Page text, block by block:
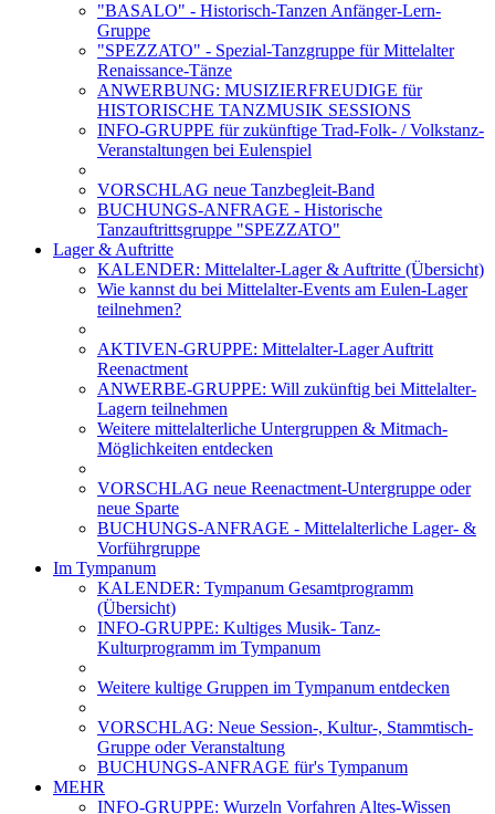
"BASALO" - Historisch-Tanzen Anfänger-Lern-
Gruppe
"SPEZZATO" - Spezial-Tanzgruppe für Mittelalter
Renaissance-Tänze
ANWERBUNG: MUSIZIERFREUDIGE für
HISTORISCHE TANZMUSIK SESSIONS
INFO-GRUPPE für zukünftige Trad-Folk- / Volkstanz-
Veranstaltungen bei Eulenspiel
VORSCHLAG neue Tanzbegleit-Band
BUCHUNGS-ANFRAGE - Historische
Tanzauftrittsgruppe "SPEZZATO"
Lager & Auftritte
KALENDER: Mittelalter-Lager & Auftritte (Übersicht)
Wie kannst du bei Mittelalter-Events am Eulen-Lager
teilnehmen?
AKTIVEN-GRUPPE: Mittelalter-Lager Auftritt
Reenactment
ANWERBE-GRUPPE: Will zukünftig bei Mittelalter-
Lagern teilnehmen
Weitere mittelalterliche Untergruppen & Mitmach-
Möglichkeiten entdecken
VORSCHLAG neue Reenactment-Untergruppe oder
neue Sparte
BUCHUNGS-ANFRAGE - Mittelalterliche Lager- &
Vorführgruppe
Im Tympanum
KALENDER: Tympanum Gesamtprogramm
(Übersicht)
INFO-GRUPPE: Kultiges Musik- Tanz-
Kulturprogramm im Tympanum
Weitere kultige Gruppen im Tympanum entdecken
VORSCHLAG: Neue Session-, Kultur-, Stammtisch-
Gruppe oder Veranstaltung
BUCHUNGS-ANFRAGE für's Tympanum
MEHR
INFO-GRUPPE: Wurzeln Vorfahren Altes-Wissen